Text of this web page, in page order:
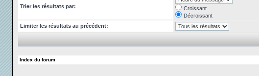
Trier les résultats par:
Croissant
Décroissant
Limiter les résultats au précédent:
Index du forum